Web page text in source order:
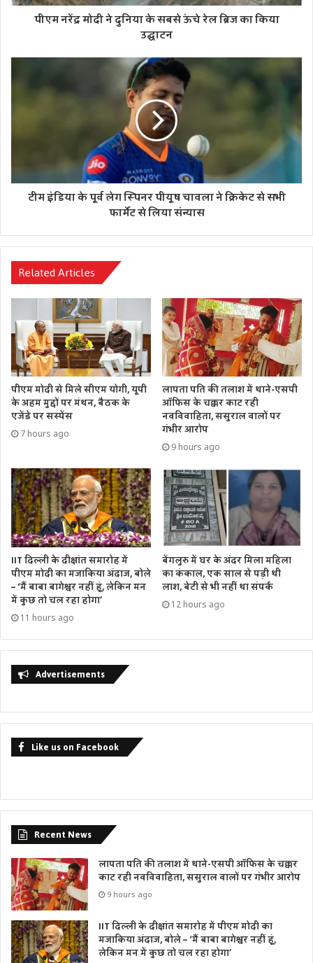
पीएम नरेंद्र मोदी ने दुनिया के सबसे ऊंचे रेल ब्रिज का किया
उद्घाटन
टीम इंडिया के पूर्व लेग स्पिनर पीयूष चावला ने क्रिकेट से सभी
फार्मेट से लिया संन्यास
Related Articles
पीएम मोदी से मिले सीएम योगी, यूपी
के अहम मुद्दों पर मंथन, बैठक के
एजेंडे पर सस्पेंस
7 hours ago
लापता पति की तलाश में थाने-एसपी
ऑफिस के चक्कर काट रही
नवविवाहिता, ससुराल वालों पर
गंभीर आरोप
9 hours ago
IIT दिल्ली के दीक्षांत समारोह में
पीएम मोदी का मजाकिया अंदाज, बोले
– ‘मैं बाबा बागेश्वर नहीं हूं, लेकिन मन
में कुछ तो चल रहा होगा’
11 hours ago
बेंगलुरु में घर के अंदर मिला महिला
का कंकाल, एक साल से पड़ी थी
लाश, बेटी से भी नहीं था संपर्क
12 hours ago
Advertisements
Like us on Facebook
Recent News
लापता पति की तलाश में थाने-एसपी ऑफिस के चक्कर
काट रही नवविवाहिता, ससुराल वालों पर गंभीर आरोप
9 hours ago
IIT दिल्ली के दीक्षांत समारोह में पीएम मोदी का
मजाकिया अंदाज, बोले – ‘मैं बाबा बागेश्वर नहीं हूं,
लेकिन मन में कुछ तो चल रहा होगा’